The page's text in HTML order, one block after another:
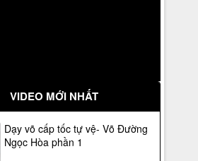
VIDEO MỚI NHẤT
Dạy võ cấp tốc tự vệ- Võ Đường
Ngọc Hòa phần 1